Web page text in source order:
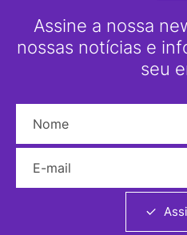
Assine a nossa
nossas notícias e
seu